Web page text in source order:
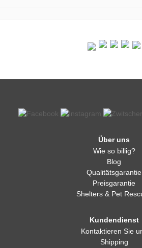
Über uns
Wie so billig?
Blog
Qualitätsgarantie
Preisgarantie
Shelters & Pet
Kundendienst
Kontaktieren Sie
Shipping